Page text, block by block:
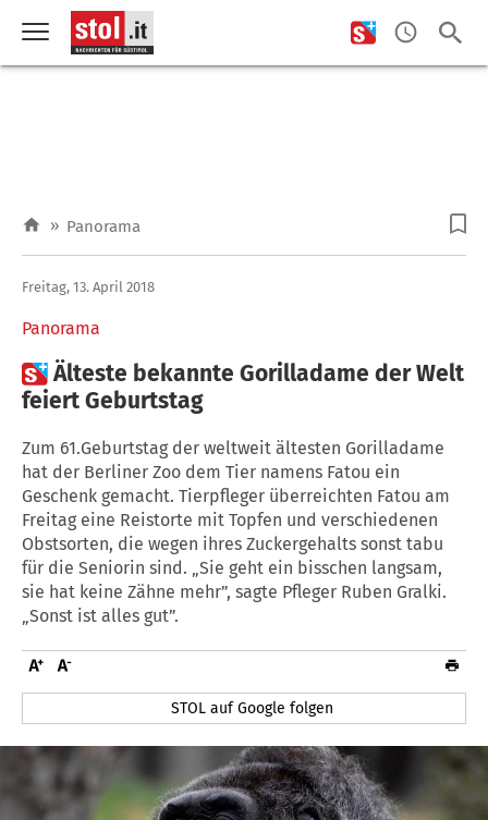
» Panorama
Panorama
Freitag, 13. April 2018
Älteste bekannte Gorilladame der Welt
feiert Geburtstag
Zum 61.Geburtstag der weltweit ältesten Gorilladame
hat der Berliner Zoo dem Tier namens Fatou ein
Geschenk gemacht. Tierpfleger überreichten Fatou am
Freitag eine Reistorte mit Topfen und verschiedenen
Obstsorten, die wegen ihres Zuckergehalts sonst tabu
für die Seniorin sind. „Sie geht ein bisschen langsam,
sie hat keine Zähne mehr”, sagte Pfleger Ruben Gralki.
„Sonst ist alles gut”.
STOL auf Google folgen